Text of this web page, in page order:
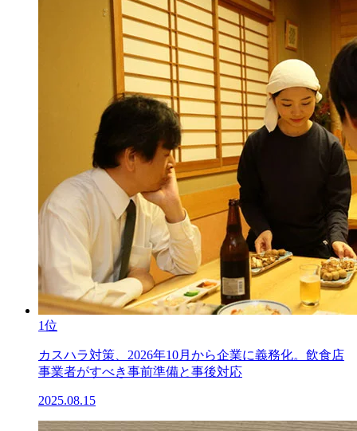
1位
カスハラ対策、2026年10月から企業に義務化。飲食店
事業者がすべき事前準備と事後対応
2025.08.15